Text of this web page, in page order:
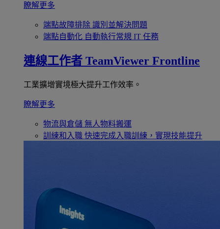
瞭解更多
端點故障排除 識別並解決問題
端點自動化 自動執行常規 IT 任務
連線工作者 TeamViewer Frontline
工業擴增實境極大提升工作效率。
瞭解更多
物流與倉儲 無人物料搬運
訓練和入職 快速完成入職訓練，實現技能提升